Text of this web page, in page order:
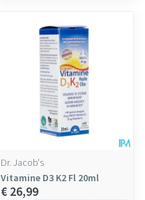
Dr. Jacob's
Vitamine D3 K2 Fl 20ml
€ 26,99